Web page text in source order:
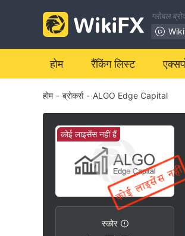
ग्लोबल
होम रैंकिंग लिस्ट
होम - ब्रोकर्स - ALGO Edge Capital
कोई लाइसेंस नहीं हैं
स्कोर
0
0
1
2
3
4
0
1